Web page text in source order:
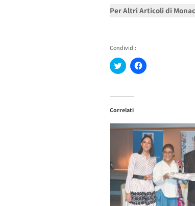
Per Altri Articoli di
Condividi:
Fai
clic
su
(Si
in
una
nuova
finestra)
Fai
clic
una
nuova
finestra)
Correlati